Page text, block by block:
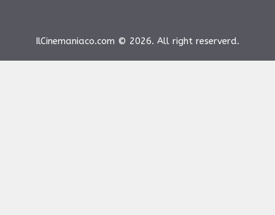
IlCinemaniaco.com © 2026. All right reserverd.